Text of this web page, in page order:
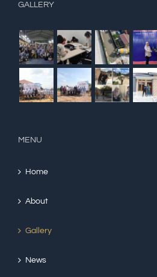
GALLERY
MENU
Home
About
Gallery
News